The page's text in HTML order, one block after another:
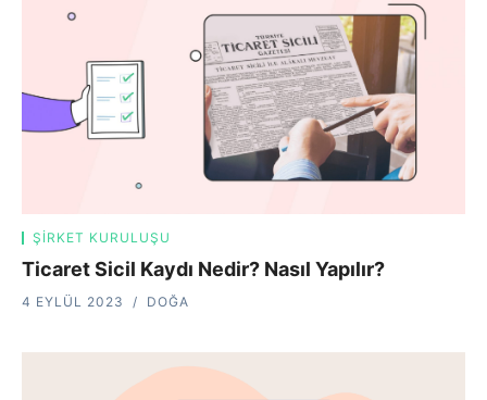
ŞIRKET KURULUŞU
Ticaret Sicil Kaydı Nedir? Nasıl Yapılır?
4 EYLÜL 2023 DOĞA